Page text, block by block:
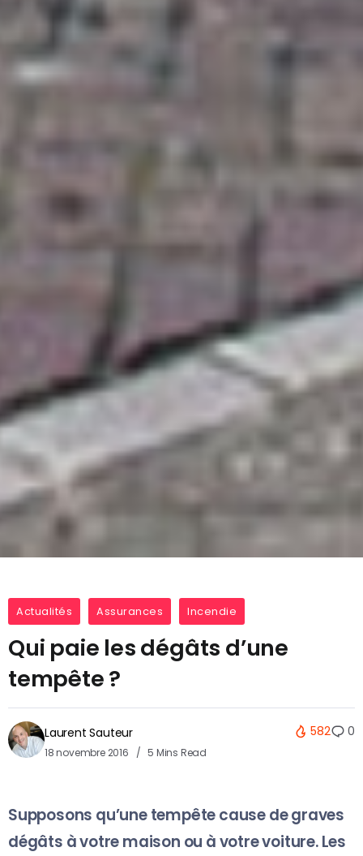
Actualités Assurances Incendie
Qui paie les dégâts d’une
tempête ?
Laurent Sauteur
18 novembre 2016 5 Mins Read
582 0
Supposons qu’une tempête cause de graves
dégâts à votre maison ou à votre voiture. Les